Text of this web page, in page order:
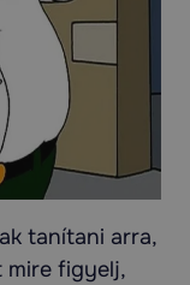
tanítani arra,
mire figyelj,